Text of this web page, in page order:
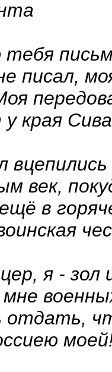
писал,
края
век,
в
я - зол
отдать,